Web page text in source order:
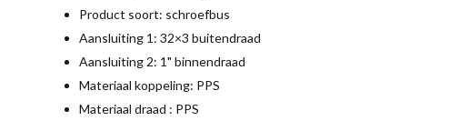
Product soort: schroefbus
Aansluiting 1: 32×3 buitendraad
Aansluiting 2: 1" binnendraad
Materiaal koppeling: PPS
Materiaal draad : PPS